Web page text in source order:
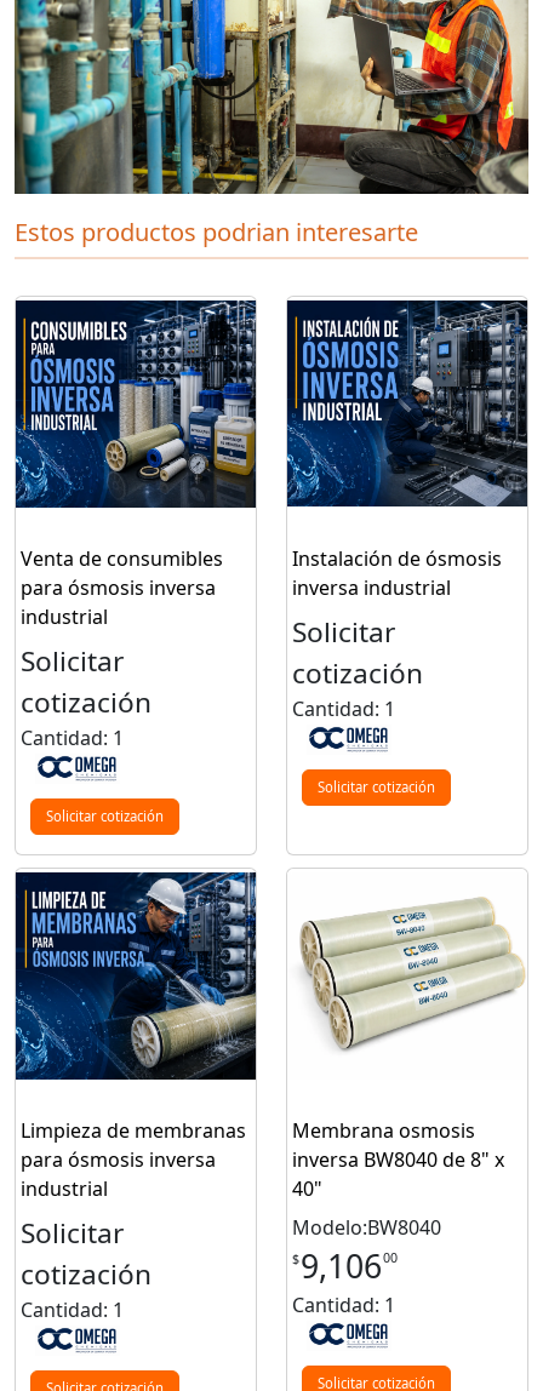
Estos productos podrian interesarte
Venta de consumibles
para ósmosis inversa
industrial
Solicitar
cotización
Cantidad: 1
Solicitar cotización
Instalación de ósmosis
inversa industrial
Solicitar
cotización
Cantidad: 1
Solicitar cotización
Limpieza de membranas
para ósmosis inversa
industrial
Solicitar
cotización
Cantidad: 1
Membrana osmosis
inversa BW8040 de 8" x
40"
Modelo:BW8040
$9,10600
Cantidad: 1
Solicitar cotización